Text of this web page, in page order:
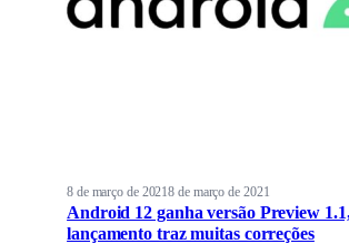
8 de março de 20218 de março de 2021
Android 12 ganha versão Preview
lançamento traz muitas correções